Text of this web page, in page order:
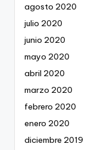
agosto 2020
julio 2020
junio 2020
mayo 2020
abril 2020
marzo 2020
febrero 2020
enero 2020
diciembre 2019